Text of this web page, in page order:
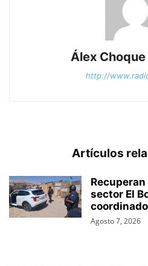
Álex
http://
Artículos
sector El
coordinado
Agosto 7, 2026